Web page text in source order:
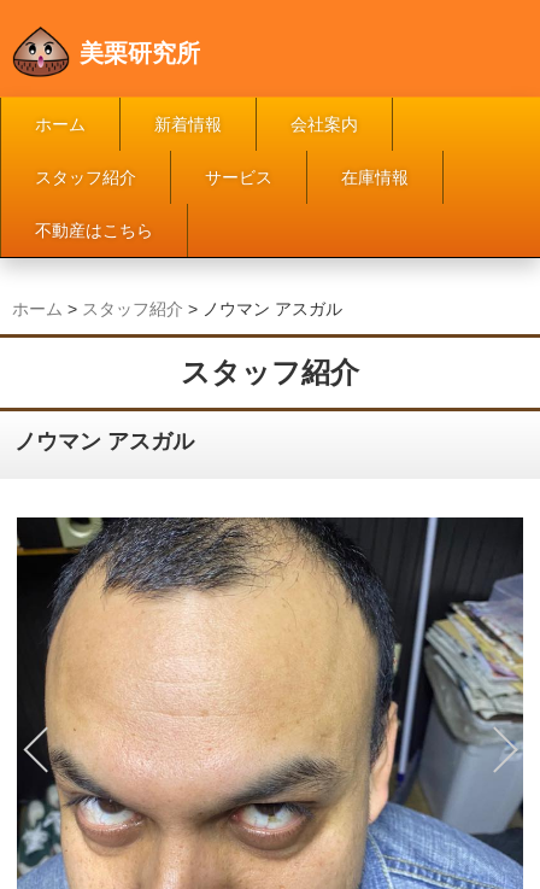
美栗研究所
ホーム 新着情報 会社案内
スタッフ紹介 サービス 在庫情報
不動産はこちら
ホーム > スタッフ紹介 > ノウマン アスガル
スタッフ紹介
ノウマン アスガル